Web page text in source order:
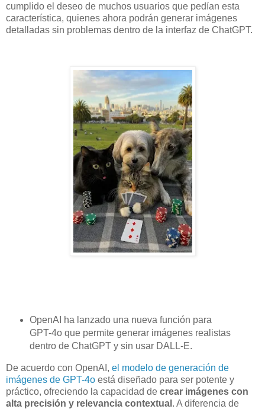
cumplido el deseo de muchos usuarios que pedían esta
característica, quienes ahora podrán generar imágenes
detalladas sin problemas dentro de la interfaz de ChatGPT.
OpenAI ha lanzado una nueva función para
GPT-4o que permite generar imágenes realistas
dentro de ChatGPT y sin usar DALL-E.
De acuerdo con OpenAI, el modelo de generación de
imágenes de GPT-4o está diseñado para ser potente y
práctico, ofreciendo la capacidad de crear imágenes con
alta precisión y relevancia contextual . A diferencia de